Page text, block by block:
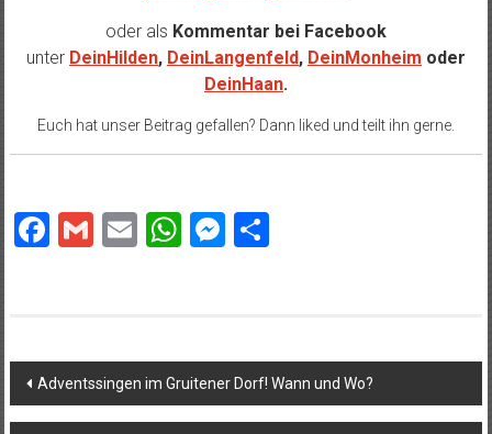
oder als Kommentar bei Facebook
unter DeinHilden, DeinLangenfeld, DeinMonheim oder
DeinHaan.
Euch hat unser Beitrag gefallen? Dann liked und teilt ihn gerne.
Facebook
Gmail
EmailWhatsApp
Messenger
Teilen
Beitragsnavigation
Adventssingen im Gruitener Dorf! Wann und Wo?